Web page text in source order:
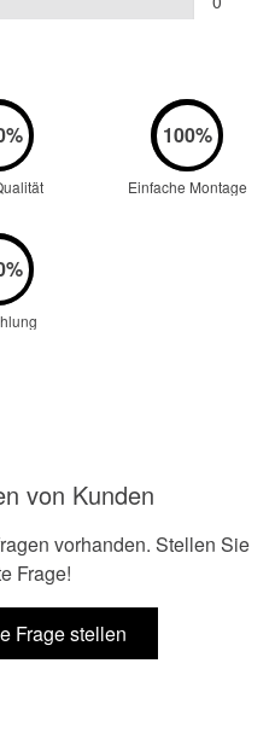
Einfache Montage
von Kunden
vorhanden. Stellen Sie
Frage!
Frage stellen